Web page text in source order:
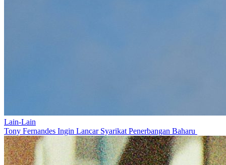
Lain-Lain
Tony Fernandes Ingin Lancar Syarikat Penerbangan Baharu